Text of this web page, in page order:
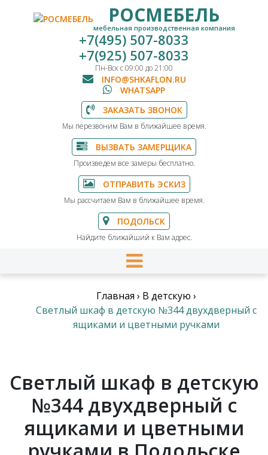
РОСМЕБЕЛЬ
мебельная производственная компания
+7(495) 507-8033
+7(925) 507-8033
Пн-Вск с 09:00 до 21:00
INFO@SHKAFLON.RU
WHATSAPP
ЗАКАЗАТЬ ЗВОНОК
Мы перезвоним Вам в ближайшее время.
ВЫЗВАТЬ ЗАМЕРЩИКА
Произведем все замеры бесплатно.
ОТПРАВИТЬ ЭСКИЗ
Мы рассчитаем Вам в ближайшее время.
ПОДОЛЬСК
Найдите ближайший к Вам адрес.
Главная › В детскую ›
Светлый шкаф в детскую №344 двухдверный с
ящиками и цветными ручками
Светлый шкаф в детскую
№344 двухдверный с
ящиками и цветными